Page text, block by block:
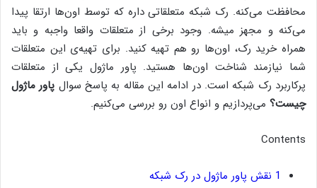
محافظت می‌کنه. رک شبکه متعلقاتی داره که توسط اون‌ها ارتقا پیدا
می‌کنه و مجهز میشه. وجود برخی از متعلقات واقعا واجبه و باید
همراه خرید رک، اون‎‌ها رو هم تهیه کنید. برای تهیه‌ی این متعلقات
شما نیازمند شناخت اون‌ها هستید. پاور ماژول یکی از متعلقات
پرکاربرد رک شبکه است. در ادامه این مقاله به پاسخ سوال پاور ماژول
چیست؟ می‌پردازیم و انواع اون رو بررسی می‌کنیم.
Contents
1 نقش پاور ماژول در رک شبکه